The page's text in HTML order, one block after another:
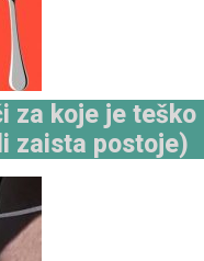
za koje je teško
zaista postoje)